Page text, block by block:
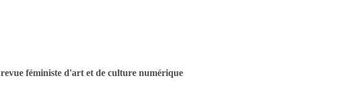
revue féministe d'art et de culture numérique